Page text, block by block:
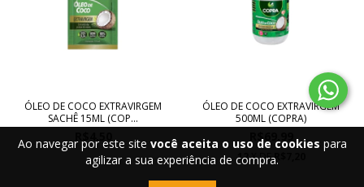
Ao navegar por este site você aceita o uso de cookies para
agilizar a sua experiência de compra.
ÓLEO DE COCO EXTRAVIRGEM
SACHÊ 15ML (COP...
ÓLEO DE COCO EXTRAVIRGEM
500ML (COPRA)
R$69,99
12 X DER$7,20